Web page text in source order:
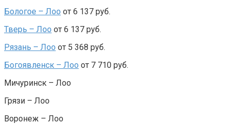
Бологое – Лоо от 6 137 руб.
Тверь – Лоо от 6 137 руб.
Рязань – Лоо от 5 368 руб.
Богоявленск – Лоо от 7 710 руб.
Мичуринск – Лоо
Грязи – Лоо
Воронеж – Лоо